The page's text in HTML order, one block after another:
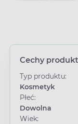
Cechy
Typ produktu:
Kosmetyk
Płeć:
Dowolna
Wiek: